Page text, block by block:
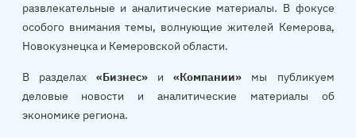
развлекательные и аналитические материалы. В фокусе
особого внимания темы, волнующие жителей Кемерова,
Новокузнецка и Кемеровской области.
В разделах «Бизнес»и«Компании» мы публикуем
деловые новости и аналитические материалы об
экономике региона.